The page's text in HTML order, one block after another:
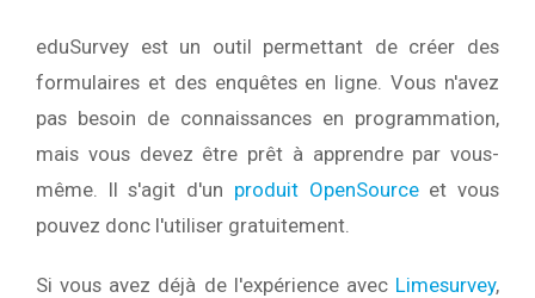
eduSurvey est un outil permettant de créer des
formulaires et des enquêtes en ligne. Vous n'avez
pas besoin de connaissances en programmation,
mais vous devez être prêt à apprendre par vous-
même. Il s'agit d'un produit OpenSourceet vous
pouvez donc l'utiliser gratuitement.
Si vous avez déjà de l'expérience avec Limesurvey,